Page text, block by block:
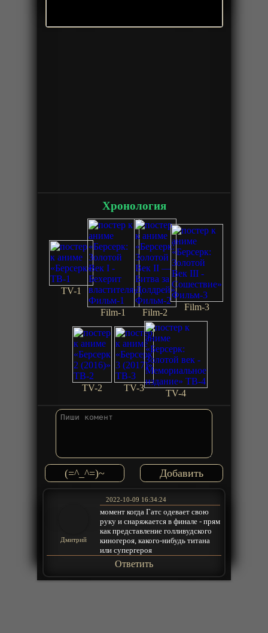
Хронология
TV-1
Film-1 Film-2
Film-3
TV-2 TV-3
TV-4
(=^_^=)~
Дмитрий
2022-10-09 16:34:24
момент когда Гатс одевает свою
руку и снаряжается в финале - прям
как представление голливудского
киногероя, какого-нибудь титана
или супергероя
Ответить